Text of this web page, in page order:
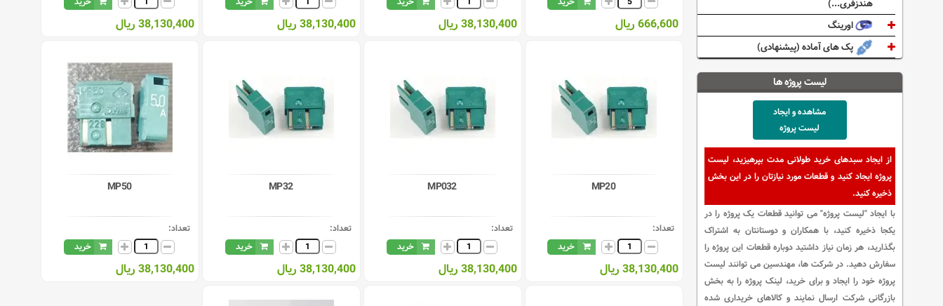
666,600 ریال 38,130,400 ریال 38,130,400 ریال 38,130,400 ریال
MP20
تعداد:
خرید
38,130,400 ریال
MP032
تعداد:
خرید
38,130,400 ریال
MP32
تعداد:
خرید
38,130,400 ریال
MP50
تعداد:
خرید
38,130,400 ریال
هندزفری...)
اورینگ
پک های آماده (پیشنهادی)
لیست پروژه ها
مشاهده و ایجاد
لیست پروژه
از ایجاد سبدهای خرید طولانی مدت بپرهیزید، لیست
پروژه ایجاد کنید و قطعات مورد نیازتان را در این بخش
ذخیره کنید.
با ایجاد "لیست پروژه" می توانید قطعات یک پروژه را در
یکجا ذخیره کنید، با همکاران و دوستانتان به اشتراک
بگذارید، هر زمان نیاز داشتید دوباره قطعات این پروژه را
سفارش دهید. در شرکت ها، مهندسین می توانند لیست
پروژه خود را ایجاد و برای خرید، لینک پروژه را به بخش
بازرگانی شرکت ارسال نمایند و کالاهای خریداری شده